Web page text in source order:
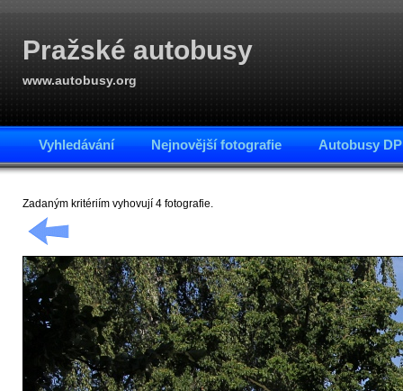
Pražské autobusy
www.autobusy.org
Vyhledávání Nejnovější fotografie Autobusy
Zadaným kritériím vyhovují 4 fotografie.